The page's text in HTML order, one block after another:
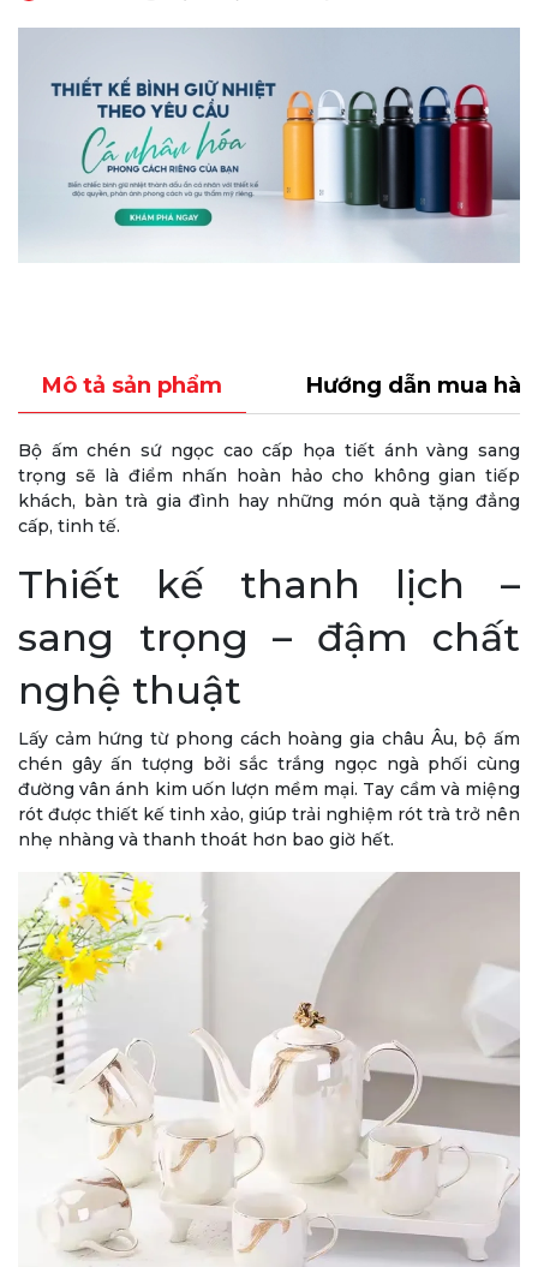
Mô tả sản phẩm Hướng dẫn mua
Bộ ấm chén sứ ngọc cao cấp họa tiết ánh vàng sang
trọng sẽ là điểm nhấn hoàn hảo cho không gian tiếp
khách, bàn trà gia đình hay những món quà tặng đẳng
cấp, tinh tế.
Thiết kế thanh lịch –
sang trọng – đậm chất
nghệ thuật
Lấy cảm hứng từ phong cách hoàng gia châu Âu, bộ ấm
chén gây ấn tượng bởi sắc trắng ngọc ngà phối cùng
đường vân ánh kim uốn lượn mềm mại. Tay cầm và miệng
rót được thiết kế tinh xảo, giúp trải nghiệm rót trà trở nên
nhẹ nhàng và thanh thoát hơn bao giờ hết.